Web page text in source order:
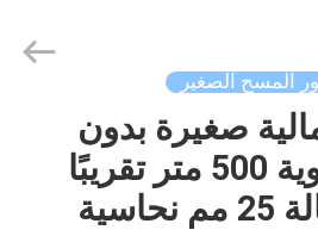
المسح الصغير
صغيرة بدون
عاكسة بزاوية 500 متر تقريبًا